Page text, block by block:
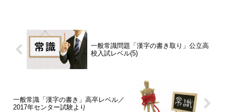
一般常識問題「漢字の書き取り」公立高
校入試レベル(5)
一般常識「漢字の書き」高卒レベル／
2017年センター試験より